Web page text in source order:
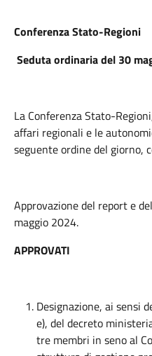
Conferenza Stato-Regioni
Seduta ordinaria del 30
La Conferenza Stato-
affari regionali e le
seguente ordine del giorno,
Approvazione del report e
maggio 2024.
APPROVATI
Designazione, ai sensi
e), del decreto
tre membri in seno al